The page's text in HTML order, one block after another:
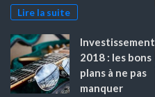
Lire la suite
Investissement
2018 : les bons
plans à ne pas
manquer